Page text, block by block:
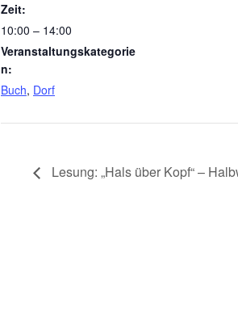
Zeit:
10:00 – 14:00
Veranstaltungskategorie
n:
Buch, Dorf
Lesung: „Hals über Kopf“ –